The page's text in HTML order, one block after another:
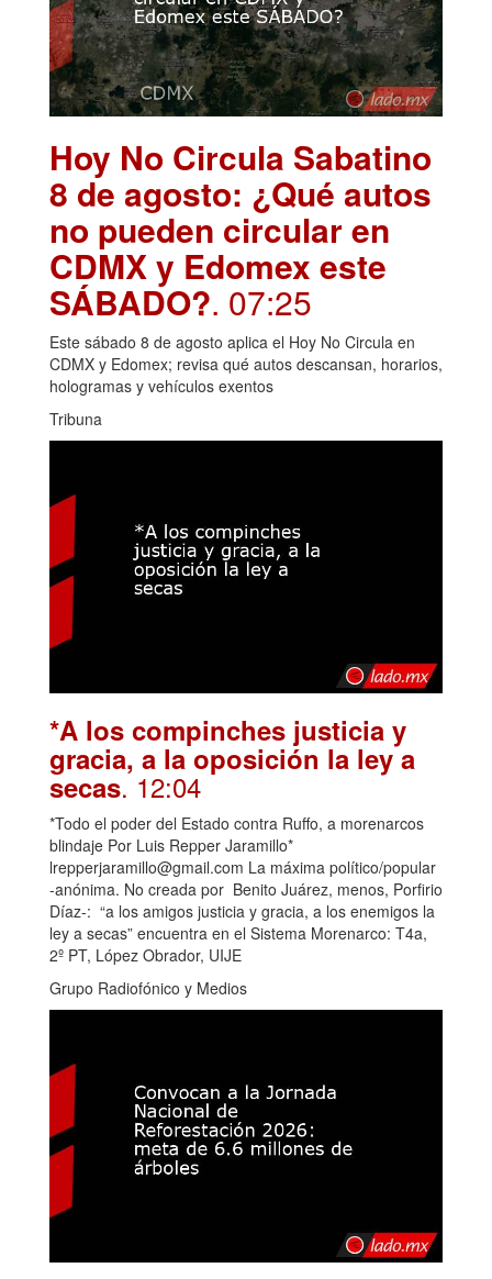
Hoy No Circula Sabatino
8 de agosto: ¿Qué autos
no pueden circular en
CDMX y Edomex este
SÁBADO?. 07:25
Este sábado 8 de agosto aplica el Hoy No Circula en
CDMX y Edomex; revisa qué autos descansan, horarios,
hologramas y vehículos exentos
Tribuna
*A los compinches justicia y
gracia, a la oposición la ley a
secas. 12:04
*Todo el poder del Estado contra Ruffo, a morenarcos
blindaje Por Luis Repper Jaramillo*
lrepperjaramillo@gmail.com La máxima político/popular
-anónima. No creada por Benito Juárez, menos, Porfirio
Díaz-: “a los amigos justicia y gracia, a los enemigos la
ley a secas” encuentra en el Sistema Morenarco: T4a,
2º PT, López Obrador, UIJE
Grupo Radiofónico y Medios